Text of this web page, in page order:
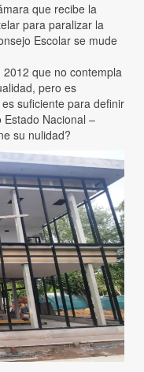
que recibe la
para paralizar la
Escolar se mude
que no contempla
pero es
suficiente para definir
Nacional –
su nulidad?